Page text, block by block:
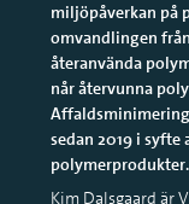
miljöpåverkan på
omvandlingen
återanvända
når återvunna
Affaldsminimering
sedan 2019 i
polymerprodukter.
Kim Dalsgaard är